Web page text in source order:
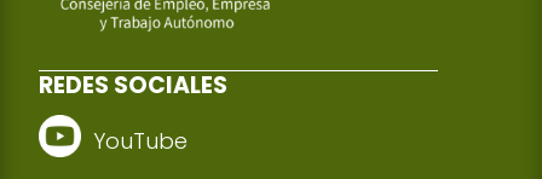
REDES SOCIALES
YouTube